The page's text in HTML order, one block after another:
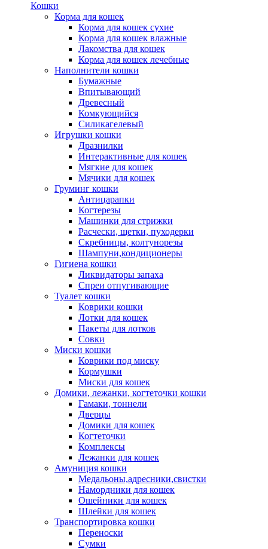
Кошки
Корма для кошек
Корма для кошек сухие
Корма для кошек влажные
Лакомства для кошек
Корма для кошек лечебные
Наполнители кошки
Бумажные
Впитывающий
Древесный
Комкующийся
Силикагелевый
Игрушки кошки
Дразнилки
Интерактивные для кошек
Мягкие для кошек
Мячики для кошек
Груминг кошки
Антицарапки
Когтерезы
Машинки для стрижки
Расчески, щетки, пуходерки
Скребницы, колтунорезы
Шампуни,кондиционеры
Гигиена кошки
Ликвидаторы запаха
Спреи отпугивающие
Туалет кошки
Коврики кошки
Лотки для кошек
Пакеты для лотков
Совки
Миски кошки
Коврики под миску
Кормушки
Миски для кошек
Домики, лежанки, когтеточки кошки
Гамаки, тоннели
Дверцы
Домики для кошек
Когтеточки
Комплексы
Лежанки для кошек
Амуниция кошки
Медальоны,адресники,свистки
Намордники для кошек
Ошейники для кошек
Шлейки для кошек
Транспортировка кошки
Переноски
Сумки